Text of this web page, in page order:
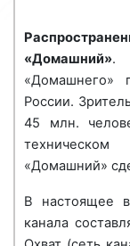
3) По наличию
статичные
слайд-
игровые
Зачастую,
агентства
ролика
получения
По данным на
занимал 8-е
каналов России.
доля
страны;
охват
в
«Домашний».
«Домашнего»
России.
45 млн.
«Домашний»
В настоящее
канала